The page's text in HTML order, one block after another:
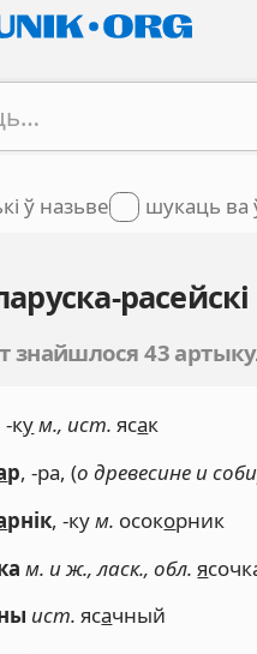
ў назьве шукаць ва
знайшлося 43
-кум., ист. ясак
р, -ра, (о древесине и
рнік, -кум. осокорник
м. и ж., ласк., обл. я
ист. ясачный